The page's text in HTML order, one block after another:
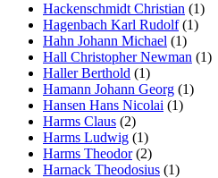
Hackenschmidt Christian (1)
Hagenbach Karl Rudolf(1)
Hahn Johann Michael (1)
Hall Christopher Newman (1)
Haller Berthold (1)
Hamann Johann Georg (1)
Hansen Hans Nicolai (1)
Harms Claus (2)
Harms Ludwig (1)
Harms Theodor(2)
Harnack Theodosius (1)